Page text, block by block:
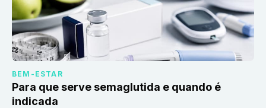
BEM-ESTAR
Para que serve semaglutida e quando é
indicada